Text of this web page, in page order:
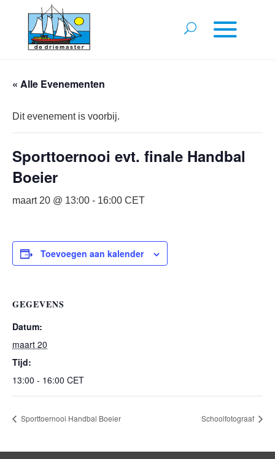
« Alle Evenementen
Dit evenement is voorbij.
Sporttoernooi evt. finale Handbal
Boeier
maart 20 @ 13:00 - 16:00 CET
Toevoegen aan kalender
GEGEVENS
Datum:
maart 20
Tijd:
13:00 - 16:00 CET
Sporttoernooi Handbal Boeier Schoolfotograaf